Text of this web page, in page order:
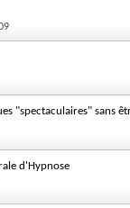
"spectaculaires" sans
d'Hypnose